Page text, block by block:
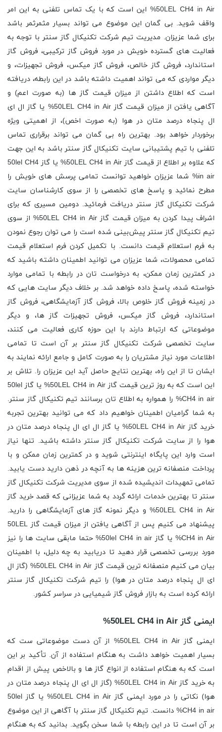
50LEL CH4 in Air% این است که با یک تماس تلفنی به این امر
واقف شوید. بی گمان این موضوع می تواند بسیار مثمرثمر باشد
برای شما عزیزان. مدیریت تیم شرکت تکنیکال گاز سنتر با توجه به
فعالیت های گسترده خویش در مورد فروش گاز ترکیبی، فروش گاز
استاندارد، فروش گاز خالص، فروش گاز میکس، فروش تجهیزات، و
دیگر مواردی که می تواند اهمیت داشته باشد در این رابطه، دریافته
است که اطلاع داشتن از میزان قیمت گاز ها (به صورت اعم) و
آگاهی یافتن از میزان قیمت گاز 50LEL CH4 in Air% یا گاز ال ای
ال پنجاه درصد متان در هوا (به صورت اخص)، از اهمیتی ویژه
برخوردار خواهد بود. بهترین راه بی گمان می تواند برقراری تماس
تلفنی با تیم پشتیبانی سایت تکنیکال گاز سنتر باشد به این جهت
که علاوه بر اطلاع از قیمت گاز 50LEL CH4 in Air% یا گاز 50lel CH4
in air% شما عزیزان خواهید توانست تمامی پرسش های خویش را
مطرح نمائید و پاسخ های تخصصی را از سوی کارشناسان سایت
شرکت تکنیکال گاز سنتر دریافت فرمائید. دومین مسیری که برای
اشراف پیدا کردن به میزان قیمت گاز 50LEL CH4 in Air% از سوی
تیم تکنیکال گاز سنتر پیش‌بینی شده است را می توان رجوع نمودن
به فرم استعلام قیمت دانست. با تکمیل کردن فرم استعلام قیمت
تمامی محصولات، شما عزیزان می توانید اطمینان داشته باشید که
در کمترین زمان ممکن، به درخواست تان در رابطه با تمامی موارد
خواسته شده، پاسخ داده خواهد شد. بر خلاف دیگر سایت هایی که
در زمینه فروش گاز خلوص بالا، فروش گاز آزمایشگاهی، فروش گاز
استاندارد، فروش گاز میکس، فروش تجهیزات گاز ها، و دیگر
موضوعاتی که ارتباط دارند با این حوزه کاری فعالیت می کنند،
سایت تخصصی شرکت تکنیکال گاز سنتر بر آن است تا تمامی
اطلاعات مورد نیاز مشتریان را به صورت کامل و جامع ارائه نمایند به
ایشان تا از این راه، بهترین نتایج حاصل آید این عزیزان را. تلاش بر
این است که به روز ترین قیمت گاز 50LEL CH4 in Air% یا گاز 50lel
CH4 in air% را همواره به اطلاع تان برسانند تیم تکنیکال گاز سنتر.
به شما گرامیان اطمینان خواهیم داد که می توانید بهترین تجربه
خرید گاز 50LEL CH4 in Air% یا گاز ال ای ال پنجاه درصد متان در
هوا را از سایت شرکت تکنیکال گاز سنتر داشته باشید. تنها نیاز
است وارد این پایگاه اینترنتی شوید و در کمترین زمان ممکن و با
پرداخت منصفانه ترین هزینه ها به آنچه در ذهن دارید دست یابید.
تمامی تمهیدات اندیشیده شده از سوی مدیریت شرکت تکنیکال گاز
سنتر تا بهترین خدمات ارائه گردد به شما عزیزانی که قصد خرید گاز
50LEL CH4 in Air% و دیگر نمونه گاز های آزمایشگاهی را دارید.
پیشنهاد می کنیم پس از آگاهی یافتن از میزان قیمت گاز 50LEL
CH4 in Air% یا گاز 50lel CH4 in air% حتما مابقی سایت ها را نیز
مورد بررسی تخصصی قرار دهید تا دریابید به چه دلیل، با اطمینان
بیان می کنیم منصفانه ترین قیمت گاز 50LEL CH4 in Air% (گاز ال
ای ال پنجاه درصد متان در هوا) را تیم شرکت تکنیکال گاز سنتر
ارائه کرده است به بازار فروش گاز شیمیایی در سراسر کشور.
ایمنی گاز 50LEL CH4 in Air%
ایمنی گاز 50LEL CH4 in Air% از آن دست موضوعاتی ست که
بسیار اهمیت خواهد داشت به هنگام استفاده از آن. تأکید بر این
است که به هنگام استفاده از انواع گاز ها و بالاخص پیش از اقدام
به خرید گاز 50LEL CH4 in Air% (گاز ال ای ال پنجاه درصد متان در
هوا) نکاتی را در مورد ایمنی گاز 50LEL CH4 in Air% یا گاز 50lel
CH4 in air% دانست. تیم تکنیکال گاز سنتر با آگاهی از این موضوع
بر آن است تا در این رابطه با شما سخن بگوید. بدانید که به هنگام